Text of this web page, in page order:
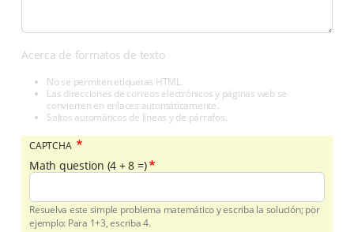
Acerca de formatos de texto
No se permiten etiquetas HTML.
Las direcciones de correos electrónicos y páginas web se
convierten en enlaces automáticamente.
Saltos automáticos de líneas y de párrafos.
CAPTCHA
Math question (4 + 8 =)
Resuelva este simple problema matemático y escriba la solución; por
ejemplo: Para 1+3, escriba 4.